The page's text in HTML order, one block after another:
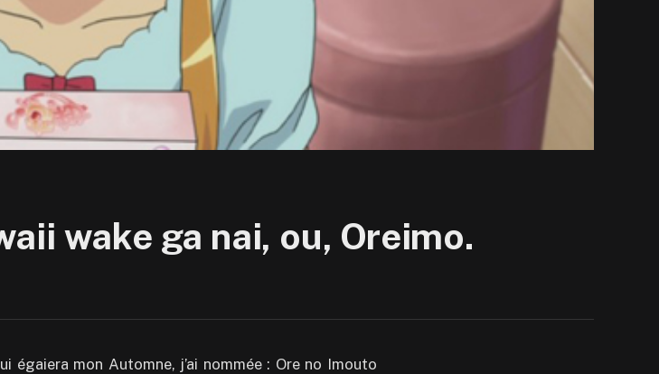
wake ga nai, ou, Oreimo.
égaiera mon Automne, j’ai nommée : Ore no Imouto